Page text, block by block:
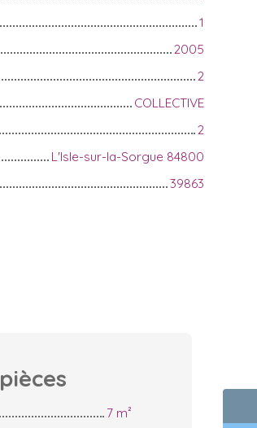
1
2005
2
COLLECTIVE
2
L'Isle-sur-la-Sorgue 84800
39863
pièces
7 m²